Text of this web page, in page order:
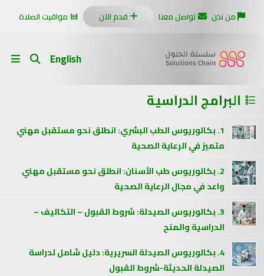
من نحن تواصل معنا قدم الآن مواقيت الصلاة
English
البرامج الدراسية
1. بكالوريوس الطب البشري: انطلق نحو مستقبل مهني
متميز في الرعاية الصحية
2. بكالوريوس طب الأسنان: انطلق نحو مستقبل مهني
واعد في مجال الرعاية الصحية
3. بكالوريوس الصيدلة: شروط القبول – التكاليف –
الدراسية والمنح
4. بكالوريوس الصيدلة السريرية: دليل شامل لدراسة
الصيدلة الحديثة-شروط القبول